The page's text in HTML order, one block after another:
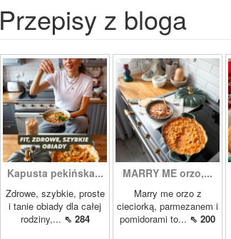
Przepisy z bloga
Kapusta pekińska...
Zdrowe, szybkie, proste
i tanie obiady dla całej
rodziny,... ⇖ 284
MARRY ME orzo,...
Marry me orzo z
cieciorką, parmezanem i
pomidorami to... ⇖ 200